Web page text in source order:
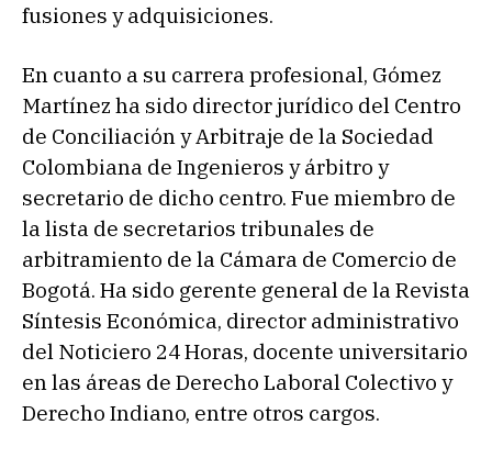
fusiones y adquisiciones.
En cuanto a su carrera profesional, Gómez
Martínez ha sido director jurídico del Centro
de Conciliación y Arbitraje de la Sociedad
Colombiana de Ingenieros y árbitro y
secretario de dicho centro. Fue miembro de
la lista de secretarios tribunales de
arbitramiento de la Cámara de Comercio de
Bogotá. Ha sido gerente general de la Revista
Síntesis Económica, director administrativo
del Noticiero 24 Horas, docente universitario
en las áreas de Derecho Laboral Colectivo y
Derecho Indiano, entre otros cargos.